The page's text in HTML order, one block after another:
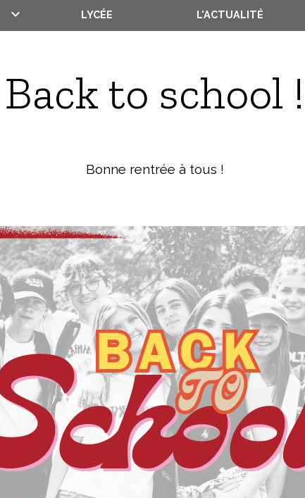
LYCÉE L'ACTUALITÉ
Back to school !
Bonne rentrée à tous !